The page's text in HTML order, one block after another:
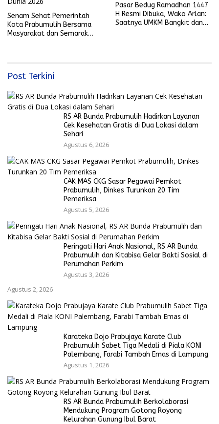
Senam Sehat Pemerintah
Kota Prabumulih Bersama
Masyarakat dan Semarak
Pasar Bedug Ramadhan 1447
H Resmi Dibuka, Wako Arlan:
Saatnya UMKM Bangkit dan
Post Terkini
RS AR Bunda Prabumulih Hadirkan Layanan
Cek Kesehatan Gratis di Dua Lokasi dalam
Sehari
Agustus 6, 2026
CAK MAS CKG Sasar Pegawai Pemkot
Prabumulih, Dinkes Turunkan 20 Tim
Pemeriksa
Agustus 5, 2026
Peringati Hari Anak Nasional, RS AR Bunda
Prabumulih dan Kitabisa Gelar Bakti Sosial di
Perumahan Perkim
Agustus 3, 2026
Agustus 2, 2026
Karateka Dojo Prabujaya Karate Club
Prabumulih Sabet Tiga Medali di Piala KONI
Palembang, Farabi Tambah Emas di Lampung
Agustus 1, 2026
RS AR Bunda Prabumulih Berkolaborasi
Mendukung Program Gotong Royong
Kelurahan Gunung Ibul Barat